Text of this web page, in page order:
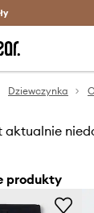
Oszczędzaj z Answear
Dziewczynka
aktualnie
produkty